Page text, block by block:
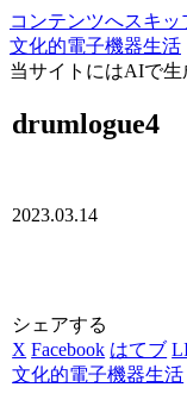
コンテンツへスキッ
文化的電子機器生活
当サイトにはAIで
drumlogue4
2023.03.14
シェアする
X Facebook はてブ
文化的電子機器生活